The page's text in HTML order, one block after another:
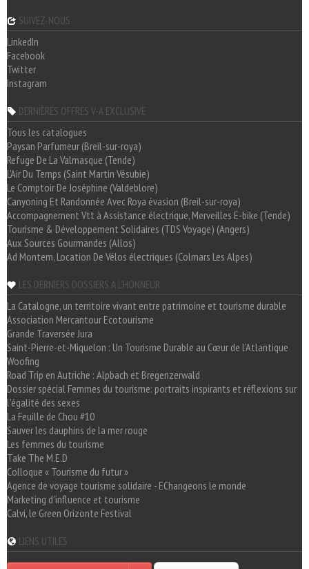
SUIVEZ-NOUS
LinkedIn
Facebook
Twitter
Instagram
DERNIÈRES OFFRES V-A EXCLUSIVE
Tous les catalogues
Paysan Parfumeur (Breil-sur-roya)
Refuge De La Valmasque (Tende)
L'Air Du Temps (Saint Martin Vésubie)
Le Comptoir De Joséphine (Valdeblore)
Canyoning Et Randonnée Avec Roya évasion (Breil-sur-roya)
Accompagnement Vtt à Assistance électrique, Merveilles E-bike (Tende)
Tourisme & Développement Solidaires (TDS Voyage) (Angers)
Aux Sources Gourmandes (Allos)
Ad Montem, Location De Vélos électriques (Colmars Les Alpes)
LES DERNIERS DOSSIERS A L'HONNEUR
La Catalogne, un territoire vivant entre patrimoine et tourisme durable
Association Mercantour Ecotourisme
Grande Traversée Jura
Saint-Pierre-et-Miquelon : Un Tourisme Durable au Cœur de l'Atlantique
Woofing
Road Trip en Autriche : Alpbach et Bregenzerwald
Dossier spécial Femmes du tourisme: portraits inspirants et réflexions sur
l'égalité des sexes
La Feuille de Chou #10
Sauver les dauphins de la mer rouge
Les femmes du tourisme
Take The M.E.D
Colloque « Tourisme du futur »
Agence de voyage tourisme solidaire - EChangeons le monde
Marketing d'influence et tourisme
Calvi, le Green Orizonte Festival
LIENS UTILES